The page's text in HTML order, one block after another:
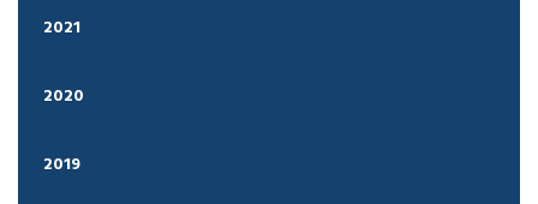
2021
2020
2019